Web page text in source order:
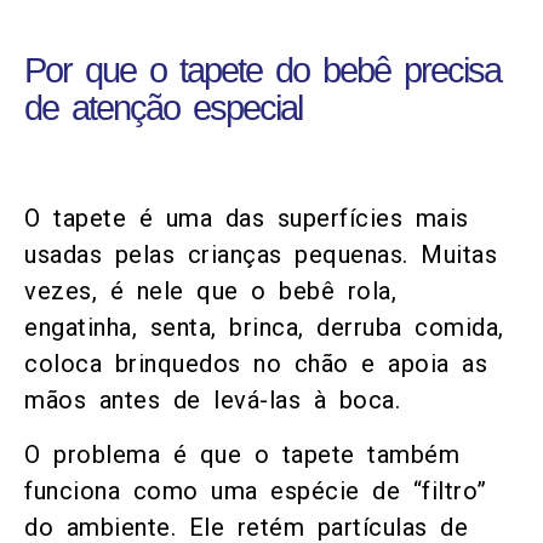
Por que o tapete do bebê precisa
de atenção especial
O tapete é uma das superfícies mais
usadas pelas crianças pequenas. Muitas
vezes, é nele que o bebê rola,
engatinha, senta, brinca, derruba comida,
coloca brinquedos no chão e apoia as
mãos antes de levá-las à boca.
O problema é que o tapete também
funciona como uma espécie de “filtro”
do ambiente. Ele retém partículas de